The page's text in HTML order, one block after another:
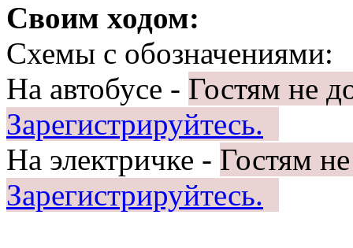
Своим ходом:
Схемы с обозначениями:
На автобусе - Гостям не
Зарегистрируйтесь.
На электричке - Гостям
Зарегистрируйтесь.